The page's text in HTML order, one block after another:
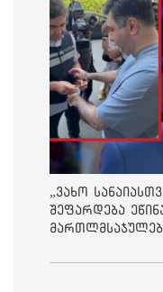
„ვახო
შეფარდება